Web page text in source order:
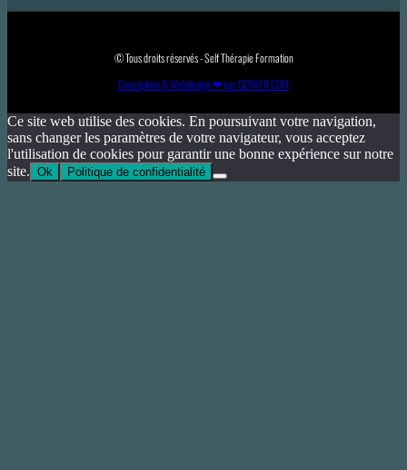
© Tous droits réservés - Self Thérapie Formation
Conception & Webdesign ❤ par GENVER.COM
Ce site web utilise des cookies. En poursuivant votre navigation,
sans changer les paramètres de votre navigateur, vous acceptez
l'utilisation de cookies pour garantir une bonne expérience sur notre
site. Ok Politique de confidentialité